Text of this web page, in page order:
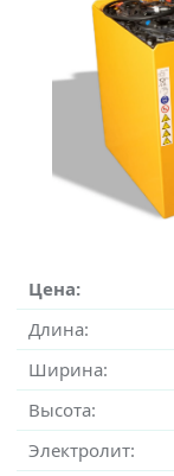
Цена:
Длина:
Ширина:
Высота:
Электролит: